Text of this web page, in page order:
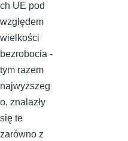
ch UE pod
względem
wielkości
bezrobocia -
tym razem
najwyższeg
o, znalazły
się te
zarówno z